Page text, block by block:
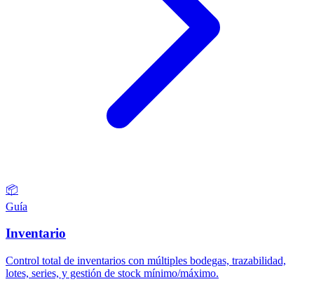
📦
Guía
Inventario
Control total de inventarios con múltiples bodegas, trazabilidad,
lotes, series, y gestión de stock mínimo/máximo.